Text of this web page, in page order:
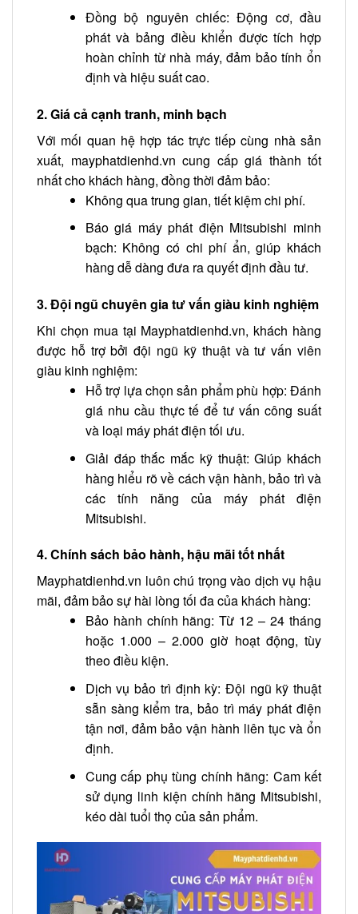
Đồng bộ nguyên chiếc: Động cơ, đầu
phát và bảng điều khiển được tích hợp
hoàn chỉnh từ nhà máy, đảm bảo tính ổn
định và hiệu suất cao.
2. Giá cả cạnh tranh, minh bạch
Với mối quan hệ hợp tác trực tiếp cùng nhà sản
xuất, mayphatdienhd.vn cung cấp giá thành tốt
nhất cho khách hàng, đồng thời đảm bảo:
Không qua trung gian, tiết kiệm chi phí.
Báo giá máy phát điện Mitsubishi minh
bạch: Không có chi phí ẩn, giúp khách
hàng dễ dàng đưa ra quyết định đầu tư.
3. Đội ngũ chuyên gia tư vấn giàu kinh nghiệm
Khi chọn mua tại Mayphatdienhd.vn, khách hàng
được hỗ trợ bởi đội ngũ kỹ thuật và tư vấn viên
giàu kinh nghiệm:
Hỗ trợ lựa chọn sản phẩm phù hợp: Đánh
giá nhu cầu thực tế để tư vấn công suất
và loại máy phát điện tối ưu.
Giải đáp thắc mắc kỹ thuật: Giúp khách
hàng hiểu rõ về cách vận hành, bảo trì và
các tính năng của máy phát điện
Mitsubishi.
4. Chính sách bảo hành, hậu mãi tốt nhất
Mayphatdienhd.vn luôn chú trọng vào dịch vụ hậu
mãi, đảm bảo sự hài lòng tối đa của khách hàng:
Bảo hành chính hãng: Từ 12 – 24 tháng
hoặc 1.000 – 2.000 giờ hoạt động, tùy
theo điều kiện.
Dịch vụ bảo trì định kỳ: Đội ngũ kỹ thuật
sẵn sàng kiểm tra, bảo trì máy phát điện
tận nơi, đảm bảo vận hành liên tục và ổn
định.
Cung cấp phụ tùng chính hãng: Cam kết
sử dụng linh kiện chính hãng Mitsubishi,
kéo dài tuổi thọ của sản phẩm.